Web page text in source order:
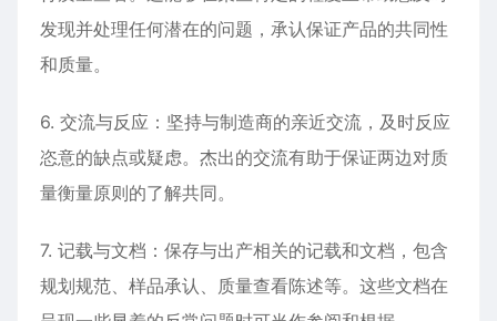
发现并处理任何潜在的问题，承认保证产品的共同性
和质量。
6. 交流与反应：坚持与制造商的亲近交流，及时反应
恣意的缺点或疑虑。杰出的交流有助于保证两边对质
量衡量原则的了解共同。
7. 记载与文档：保存与出产相关的记载和文档，包含
规划规范、样品承认、质量查看陈述等。这些文档在